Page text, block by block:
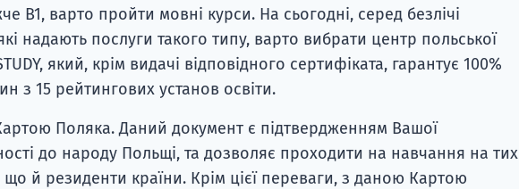
В1, варто пройти мовні курси. На сьогодні, серед безлічі
надають послуги такого типу, варто вибрати центр польської
який, крім видачі відповідного сертифіката, гарантує 100%
з 15 рейтингових установ освіти.
Поляка. Даний документ є підтвердженням Вашої
до народу Польщі, та дозволяє проходити на навчання на тих
й резиденти країни. Крім цієї переваги, з даною Картою